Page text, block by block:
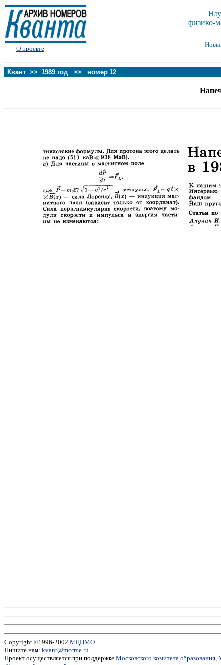
О проекте
физико-
Квант >> 1989 год >> номер 12
Copyright ©1996-2002 МЦНМО
Пишите нам: kvant@mccme.ru
Проект осуществляется при поддержке Московского комитета образования,